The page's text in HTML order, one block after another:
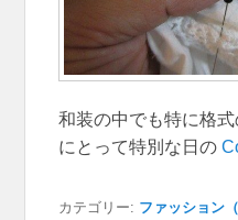
和装の中でも特に格
にとって特別な日の
カテゴリー: ファッション